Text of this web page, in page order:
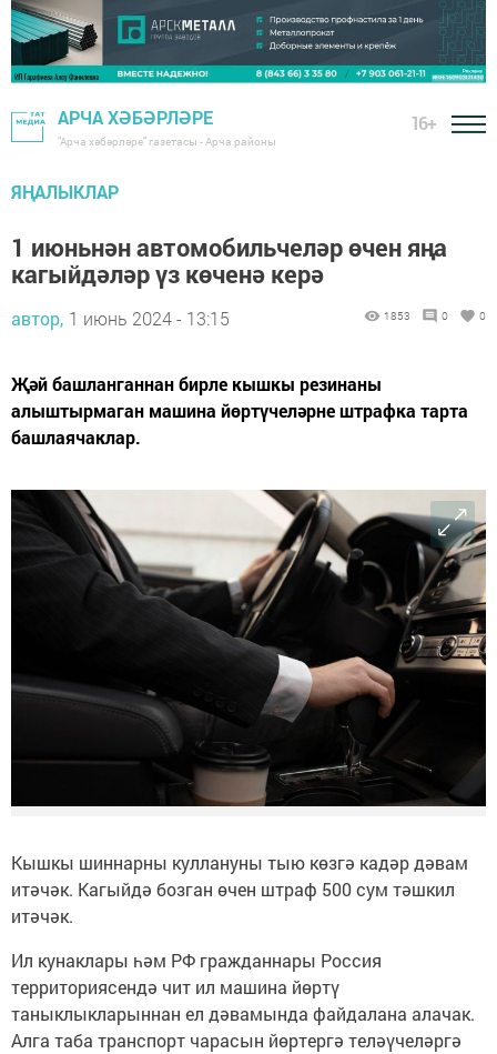
АРЧА ХӘБӘРЛӘРЕ
"Арча хәбәрләре" газетасы - Арча районы
16+
ЯҢАЛЫКЛАР
1 июньнән автомобильчеләр өчен яңа
кагыйдәләр үз көченә керә
автор, 1 июнь 2024 - 13:15 1853 0 0
Җәй башланганнан бирле кышкы резинаны
алыштырмаган машина йөртүчеләрне штрафка тарта
башлаячаклар.
Кышкы шиннарны куллануны тыю көзгә кадәр дәвам
итәчәк. Кагыйдә бозган өчен штраф 500 сум тәшкил
итәчәк.
Ил кунаклары һәм РФ гражданнары Россия
территориясендә чит ил машина йөртү
таныклыкларыннан ел дәвамында файдалана алачак.
Алга таба транспорт чарасын йөртергә теләүчеләргә